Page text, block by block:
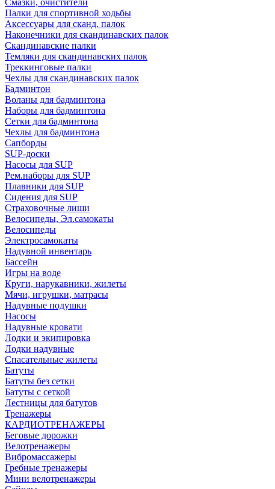
Смазки, очистители
Палки для спортивной ходьбы
Аксессуары для сканд. палок
Наконечники для скандинавских палок
Скандинавские палки
Темляки для скандинавских палок
Треккинговые палки
Чехлы для скандинавских палок
Бадминтон
Воланы для бадминтона
Наборы для бадминтона
Сетки для бадминтона
Чехлы для бадминтона
Сапборды
SUP-доски
Насосы для SUP
Рем.наборы для SUP
Плавники для SUP
Сидения для SUP
Страховочные лиши
Велосипеды, Эл.самокаты
Велосипеды
Электросамокаты
Надувной инвентарь
Бассейн
Игры на воде
Круги, нарукавники, жилеты
Мячи, игрушки, матрасы
Надувные подушки
Насосы
Надувные кровати
Лодки и экипировка
Лодки надувные
Спасательные жилеты
Батуты
Батуты без сетки
Батуты с сеткой
Лестницы для батутов
Тренажеры
КАРДИОТРЕНАЖЕРЫ
Беговые дорожки
Велотренажеры
Вибромассажеры
Гребные тренажеры
Мини велотренажеры